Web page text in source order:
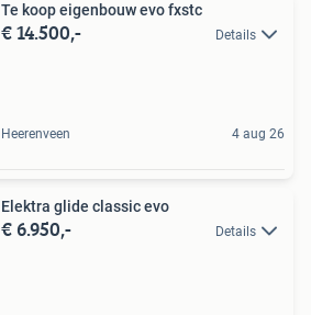
Te koop eigenbouw evo fxstc
€ 14.500,- Details
Heerenveen 4 aug 26
Elektra glide classic evo
€ 6.950,- Details